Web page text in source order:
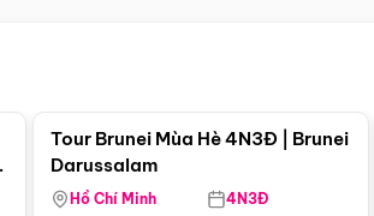
Tour Brunei Mùa Hè 4N3Đ | Brunei
Darussalam
Hồ Chí Minh 4N3Đ